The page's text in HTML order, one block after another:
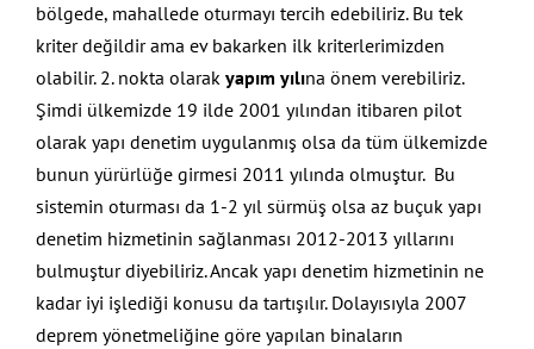
bölgede, mahallede oturmayı tercih edebiliriz. Bu tek
kriter değildir ama ev bakarken ilk kriterlerimizden
olabilir. 2. nokta olarakyapım yılına önem verebiliriz.
Şimdi ülkemizde 19 ilde 2001 yılından itibaren pilot
olarak yapı denetim uygulanmış olsa da tüm ülkemizde
bunun yürürlüğe girmesi 2011 yılında olmuştur. Bu
sistemin oturması da 1-2 yıl sürmüş olsa az buçuk yapı
denetim hizmetinin sağlanması 2012-2013 yıllarını
bulmuştur diyebiliriz. Ancak yapı denetim hizmetinin ne
kadar iyi işlediği konusu da tartışılır. Dolayısıyla 2007
deprem yönetmeliğine göre yapılan binaların